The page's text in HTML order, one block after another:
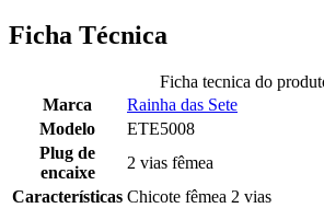
Ficha Técnica
Ficha tecnica do
Marca
Rainha das Sete
Modelo
ETE5008
Plug de
encaixe
2 vias fêmea
Características Chicote fêmea 2 vias